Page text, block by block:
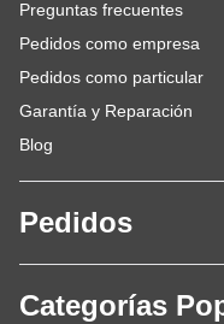
Preguntas frecuentes
Pedidos como empresa
Pedidos como particular
Garantía y Reparación
Blog
Pedidos
Categorías